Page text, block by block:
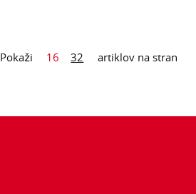
Pokaži 16 32 artiklov na stran